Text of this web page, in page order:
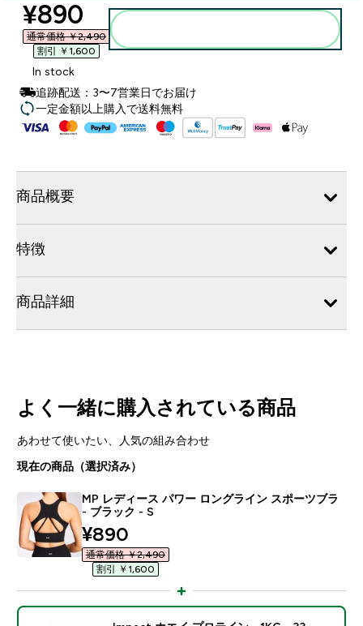
discounted price
¥890‎
通常価格 ￥2,490‎
割引 ￥1,600‎
In stock
追跡配送：3〜7営業日でお届け
一定金額以上購入で送料無料
商品概要
特徴
商品詳細
よく一緒に購入されている商品
あわせて使いたい、人気の組み合わせ
現在の商品（選択済み）
MP レディース パワー ロングライン スポーツブラ
- ブラック - S
discounted price
¥890‎
通常価格 ￥2,490‎
割引 ￥1,600‎